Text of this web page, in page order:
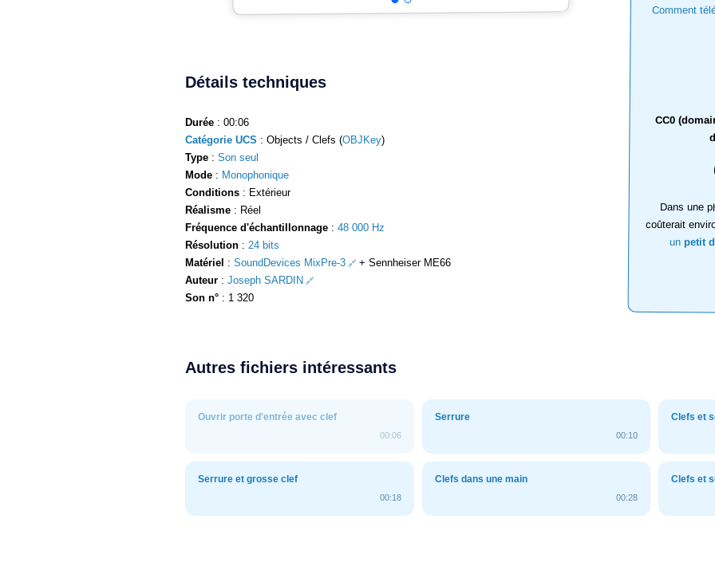
Comment
CC0
Dans une
coûterait
un petit
Détails techniques
Durée : 00:06
Catégorie UCS : Objects / Clefs (OBJKey)
Type : Son seul
Mode : Monophonique
Conditions : Extérieur
Réalisme : Réel
Fréquence d'échantillonnage : 48 000 Hz
Résolution : 24 bits
Matériel : SoundDevices MixPre-3
+ Sennheiser ME66
Auteur : Joseph SARDIN
Son n° : 1 320
Autres fichiers intéressants
Ouvrir porte d'entrée avec clef
00:06
Serrure
00:10
Clefs et
Serrure et grosse clef
00:18
Clefs dans une main
00:28
Clefs et